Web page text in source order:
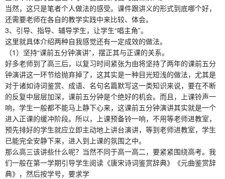
当然，这只是笔者个人做法的感受。课件跟讲义的形式到底哪个好，
还需要老师在各自的教学实践中来比较、体会。
3、引导、指导、辅导学生，让学生“唱主角”。
这里就具体介绍两种自我感觉还有一定成效的做法。
（1）坚持“课前五分钟演讲”，摆正其与正课的关系。
好多老师到了高三后，以复习时间紧张为由将坚持了两年的课前五分
钟演讲这一环节给抛弃掉了，这其实是一种目光短浅的做法，尤其是
对于诸如诗词鉴赏、成语、名句名篇默写这一类知识来说，要在不断
的反复中层层加深，课前五分钟是个绝好的机会。而且，上课铃声一
响，学生一般都不能马上静下心来，这课前五分钟演讲其实就是一个
进入正课的缓冲阶段。所以，上课预备铃一响，不用等老师进教室，
预先排好的学生就应立即主动地上讲台演讲，等到老师进教室，学生
已能完全安静下来，进入到上课的氛围之中。
那么高三该讲些什么呢？当然不同于高一高二，要紧紧围绕高考。我
们一般在第一学期引导学生阅读《唐宋诗词鉴赏辞典》《元曲鉴赏辞
典》，然后按学号，要求学